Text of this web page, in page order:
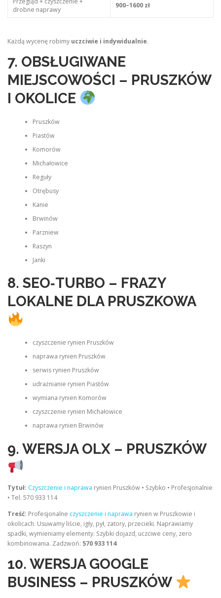
drobne naprawy
900–1600 zł
Każdą wycenę robimy uczciwie i indywidualnie.
7. OBSŁUGIWANE
MIEJSCOWOŚCI – PRUSZKÓW
I OKOLICE
Pruszków
Piastów
Komorów
Michałowice
Reguły
Otrębusy
Kanie
Brwinów
Parzniew
Raszyn
Janki
8. SEO‑TURBO – FRAZY
LOKALNE DLA PRUSZKOWA
czyszczenie rynien Pruszków
naprawa rynien Pruszków
serwis rynien Pruszków
udrażnianie rynien Piastów
wymiana rynien Komorów
czyszczenie rynien Michałowice
naprawa rynien Brwinów
9. WERSJA OLX – PRUSZKÓW
Tytuł: Czyszczenie i naprawa rynien Pruszków • Szybko • Profesjonalnie
• Tel. 570 933 114
Treść: Profesjonalne czyszczenie i naprawa rynien w Pruszkowie i
okolicach. Usuwamy liście, igły, pył, zatory, przecieki. Naprawiamy
spadki, wymieniamy elementy. Szybki dojazd, uczciwe ceny, zero
kombinowania. Zadzwoń: 570 933 114
10. WERSJA GOOGLE
BUSINESS – PRUSZKÓW